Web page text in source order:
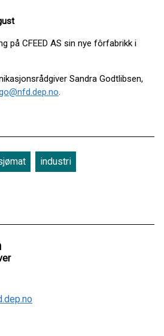
CFEED AS sin nye fôrfabrikk i
Sandra Godtlibsen,
.
industri